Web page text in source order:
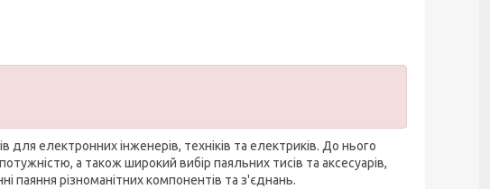
електронних інженерів, техніків та електриків. До нього
а також широкий вибір паяльних тисів та аксесуарів,
паяння різноманітних компонентів та з'єднань.